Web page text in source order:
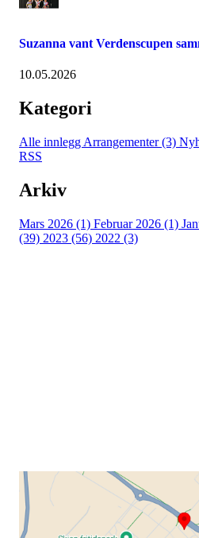
Suzanna vant Verdenscupen
10.05.2026
Kategori
Alle innlegg Arrangementer (3)
RSS
Arkiv
Mars 2026 (1) Februar 2026 (1)
(39) 2023 (56) 2022 (3)